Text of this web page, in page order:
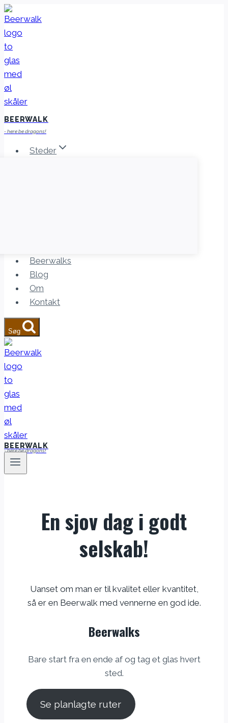
Fortsæt
til
indhold
BEERWALK
- here be dragons!
Steder
Beerwalks
Blog
Om
Kontakt
Søg
BEERWALK
- here be dragons!
En sjov dag i godt
selskab!
Uanset om man er til kvalitet eller kvantitet,
så er en Beerwalk med vennerne en god ide.
Beerwalks
Bare start fra en ende af og tag et glas hvert
sted.
Se planlagte ruter